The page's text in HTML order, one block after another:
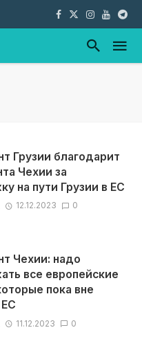
Грузии благодарит
Чехии за
на пути Грузии в ЕС
12.12.2023 0
Чехии: надо
все европейские
пока вне
11.12.2023 0